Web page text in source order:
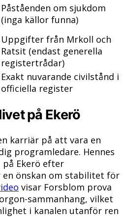
Påståenden om sjukdom
(inga källor funna)
Uppgifter från Mrkoll och
Ratsit (endast generella
registertrådar)
Exakt nuvarande civilstånd i
officiella register
på Ekerö
karriär på att vara en
programledare. Hennes
Ekerö efter
en önskan om stabilitet för
visar Forsblom prova
sammanhang, vilket
i kanalen utanför ren